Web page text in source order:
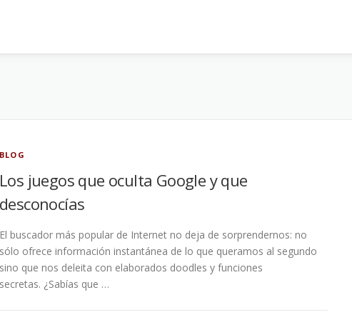
BLOG
Los juegos que oculta Google y que
desconocías
El buscador más popular de Internet no deja de sorprendernos: no
sólo ofrece información instantánea de lo que queramos al segundo
sino que nos deleita con elaborados doodles y funciones
secretas. ¿Sabías que …